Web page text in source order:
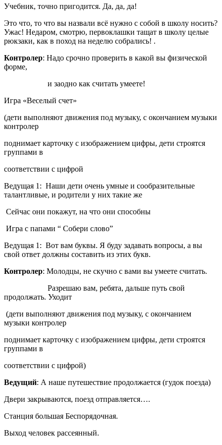
Учебник, точно пригодится. Да, да, да!
Это что, то что вы назвали всё нужно с собой в школу носить?
Ужас! Недаром, смотрю, первоклашки тащат в школу целые
рюкзаки, как в поход на неделю собрались! .
Контролер: Надо срочно проверить в какой вы физической
форме,
и заодно как считать умеете!
Игра «Веселый счет»
(дети выполняют движения под музыку, с окончанием музыки
контролер
поднимает карточку с изображением цифры, дети строятся
группами в
соответствии с цифрой
Ведущая 1: Наши дети очень умные и сообразительные
талантливые, и родители у них такие же
Сейчас они покажут, на что они способны
Игра с папами “ Собери слово”
Ведущая 1: Вот вам буквы. Я буду задавать вопросы, а вы
свой ответ должны составить из этих букв.
Контролер: Молодцы, не скучно с вами вы умеете считать.
Разрешаю вам, ребята, дальше путь свой
продолжать. Уходит
(дети выполняют движения под музыку, с окончанием
музыки контролер
поднимает карточку с изображением цифры, дети строятся
группами в
соответствии с цифрой)
Ведущий: А наше путешествие продолжается (гудок поезда)
Двери закрываются, поезд отправляется….
Станция большая Беспорядочная.
Выход человек рассеянный.